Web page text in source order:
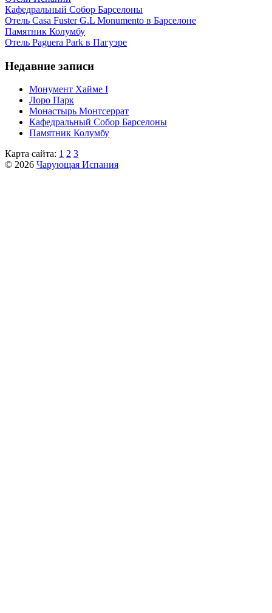
Кафeдрaльный Собор Барселоны
Отель Casa Fuster G.L Monumento в Барселоне
Пaмятник Колумбу
Отель Paguera Park в Пагуэре
Недавние записи
Монумент Хайме I
Лоро Парк
Монастырь Монтсеррат
Кафeдрaльный Собор Барселоны
Пaмятник Колумбу
Карта сайта: 1 2 3
© 2026 Чарующая Испания